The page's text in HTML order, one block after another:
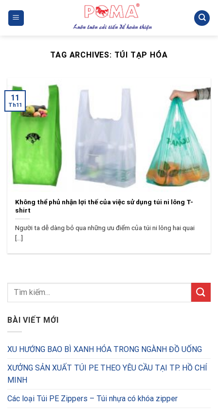
TAG ARCHIVES: TÚI TẠP HÓA
Không thể phủ nhận lợi thế của việc sử dụng túi ni lông T-
shirt
Người ta dễ dàng bỏ qua những ưu điểm của túi ni lông hai quai
[...]
11
Th11
BÀI VIẾT MỚI
XU HƯỚNG BAO BÌ XANH HÓA TRONG NGÀNH ĐỒ UỐNG
XƯỞNG SẢN XUẤT TÚI PE THEO YÊU CẦU TẠI TP. HỒ CHÍ
MINH
Các loại Túi PE Zippers – Túi nhựa có khóa zipper